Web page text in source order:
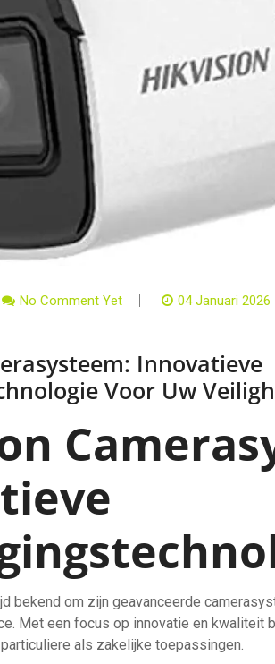
No Comment Yet 04 Januari 2026
Innovatieve
Voor Uw
bekend om zijn geavanceerde
Met een focus op innovatie en
als zakelijke toepassingen.